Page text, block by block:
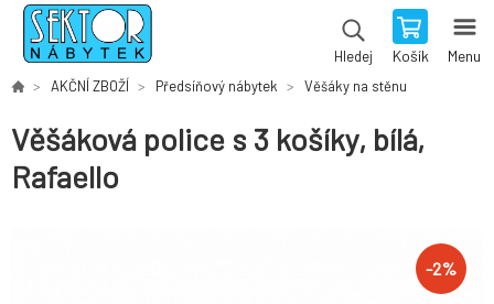
Hledej Košík Menu
AKČNÍ ZBOŽÍ Předsíňový nábytek Věšáky na stěnu
Věšáková police s 3 košíky, bílá,
Rafaello
-2%